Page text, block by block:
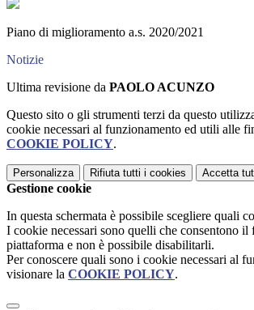
Piano di miglioramento a.s. 2020/2021
Notizie
Ultima revisione da PAOLO ACUNZO
Questo sito o gli strumenti terzi da questo
cookie necessari al funzionamento ed utili alle
COOKIE POLICY.
Personalizza Rifiuta tutti i cookies Accetta
Gestione cookie
In questa schermata è possibile scegliere quali
I cookie necessari sono quelli che consentono il
piattaforma e non è possibile disabilitarli.
Per conoscere quali sono i cookie necessari al
visionare la COOKIE POLICY.